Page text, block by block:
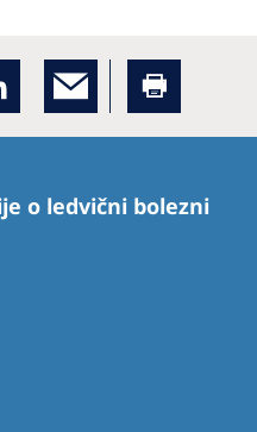
o ledvični bolezni